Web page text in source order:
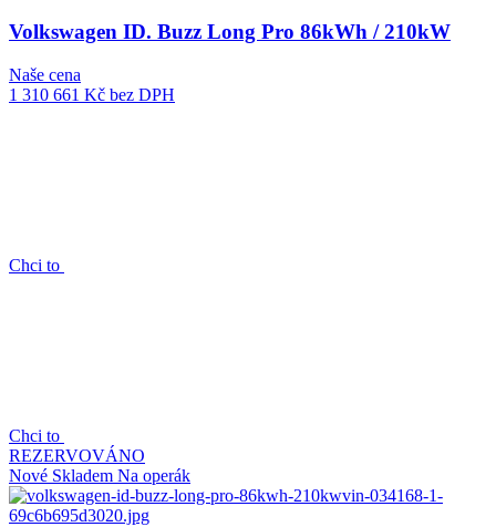
Volkswagen ID. Buzz Long Pro 86kWh / 210kW
Naše cena
1 310 661 Kč bez DPH
Chci to
Chci to
REZERVOVÁNO
Nové Skladem Na operák